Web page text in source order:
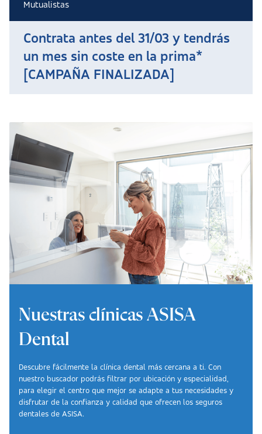
Mutualistas
Contrata antes del 31/03 y tendrás
un mes sin coste en la prima*
[CAMPAÑA FINALIZADA]
Nuestras clínicas ASISA
Dental
Descubre fácilmente la clínica dental más cercana a ti. Con
nuestro buscador podrás filtrar por ubicación y especialidad,
para elegir el centro que mejor se adapte a tus necesidades y
disfrutar de la confianza y calidad que ofrecen los seguros
dentales de ASISA.